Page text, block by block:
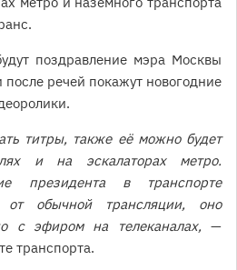
поздравление мэра Москвы
речей покажут новогодние
титры, также её можно будет
и на эскалаторах метро.
президента в транспорте
от обычной трансляции, оно
с эфиром на телеканалах, —
транспорта.